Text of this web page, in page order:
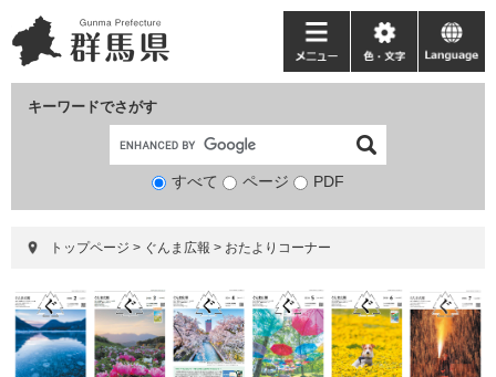
ー
ジ
ニ
ュ
て
キーワードでさがす
検
象
すべて ページ PDF
メ
ニ
ー
色・
文
language
トップページ > ぐんま広報 > おたよりコーナー